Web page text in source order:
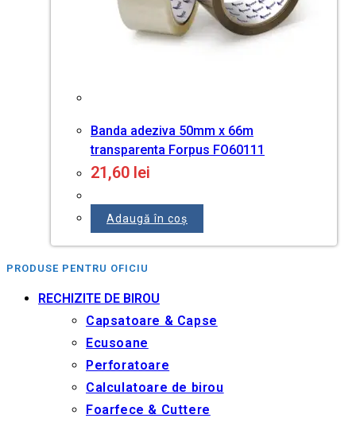
Banda adeziva 50mm x 66m
transparenta Forpus FO60111
21,60 lei
Adaugă în coș
PRODUSE PENTRU OFICIU
RECHIZITE DE BIROU
Capsatoare & Capse
Ecusoane
Perforatoare
Calculatoare de birou
Foarfece & Cuttere